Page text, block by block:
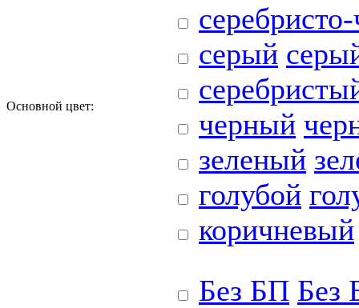
Основной цвет:
серый
черный
зеленый
голубой
коричневый
Без БП Без